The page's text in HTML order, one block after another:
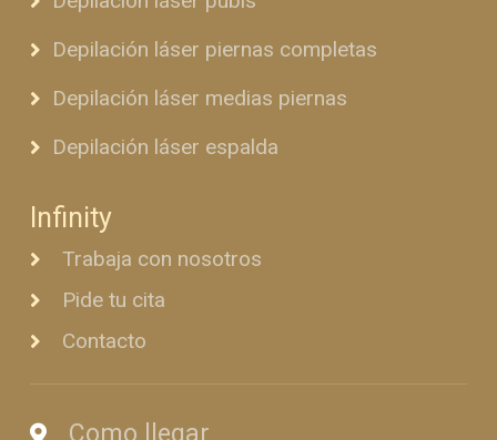
Depilación láser piernas completas
Depilación láser medias piernas
Depilación láser espalda
Infinity
Trabaja con nosotros
Pide tu cita
Contacto